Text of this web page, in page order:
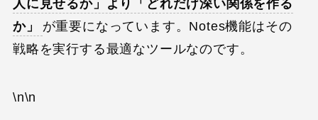
人に見せるか」より「どれだけ深い関係を作る
か」
が重要になっています。Notes機能はその
戦略を実行する最適なツールなのです。
\n\n